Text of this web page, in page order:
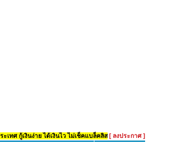
ทศ กู้เงินง่าย ได้เงินไว ไม่เช็คแบล็คลิส [ ลงประกาศ ]